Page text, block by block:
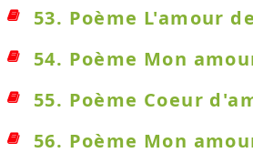
53. Poème L'amour
54. Poème Mon
55. Poème Coeur
56. Poème Mon